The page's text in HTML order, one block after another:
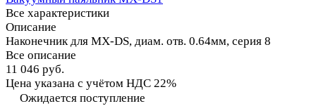
Все характеристики
Описание
Наконечник для MX-DS, диам. отв. 0.64мм, серия 8
Все описание
11 046 руб.
Цена указана с учётом НДС 22%
Ожидается поступление